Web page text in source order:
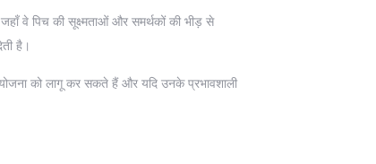
वे पिच की सूक्ष्मताओं और समर्थकों की भीड़ से
है।
को लागू कर सकते हैं और यदि उनके प्रभावशाली